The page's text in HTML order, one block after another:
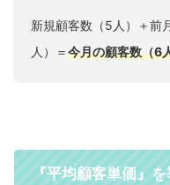
新規顧客数（5人）＋
人）＝今月の顧客数（6
『平均顧客単価』